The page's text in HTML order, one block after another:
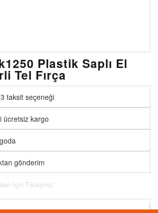
Plastik Saplı El
Tel Fırça
taksit seçeneği
ücretsiz kargo
gönderim
İçin Tıklayınız